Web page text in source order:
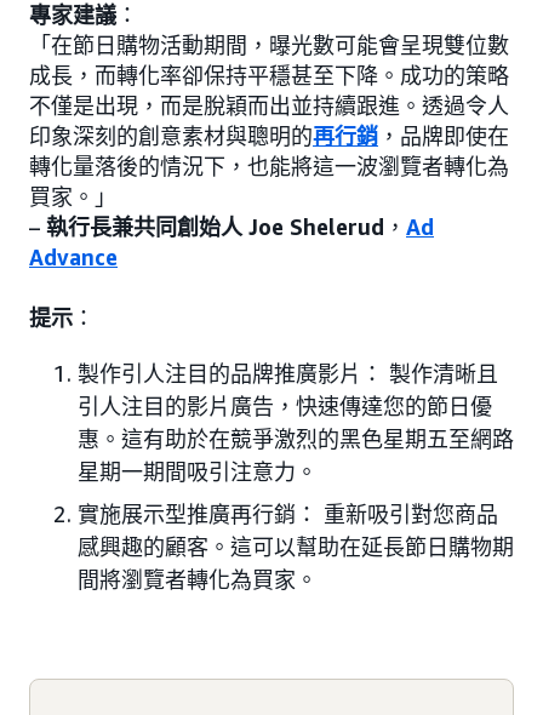
專家建議 ：
「在節日購物活動期間，曝光數可能會呈現雙位數
成長，而轉化率卻保持平穩甚至下降。成功的策略
不僅是出現，而是脫穎而出並持續跟進。透過令人
印象深刻的創意素材與聰明的再行銷 ，品牌即使在
轉化量落後的情況下，也能將這一波瀏覽者轉化為
買家。」
– 執行長兼共同創始人 Joe Shelerud ， Ad
Advance
提示 ：
製作引人注目的品牌推廣影片： 製作清晰且
引人注目的影片廣告，快速傳達您的節日優
惠。這有助於在競爭激烈的黑色星期五至網路
星期一期間吸引注意力。
實施展示型推廣再行銷： 重新吸引對您商品
感興趣的顧客。這可以幫助在延長節日購物期
間將瀏覽者轉化為買家。